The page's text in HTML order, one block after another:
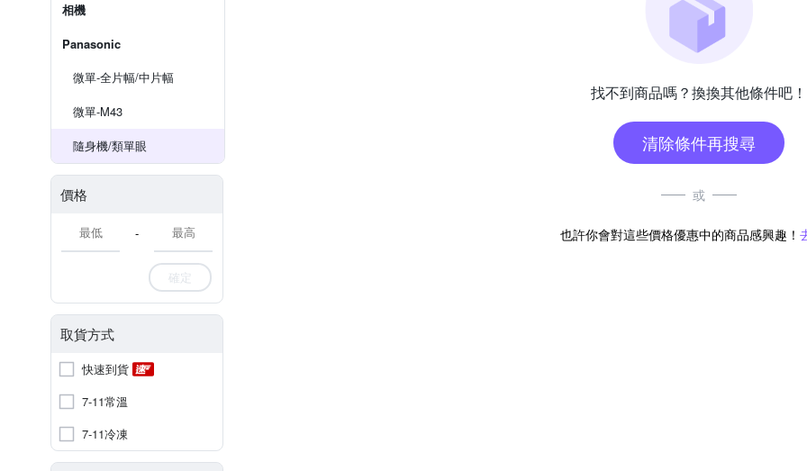
相機
Panasonic
微單-全片幅/中片幅
微單-M43
隨身機/類單眼
價格
-
確定
取貨方式
快速到貨
7-11常溫
7-11冷凍
找不到商品嗎？換換其他條件吧！
清除條件再搜尋
或
也許你會對這些價格優惠中的商品感興趣！